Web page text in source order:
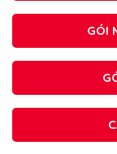
GÓI